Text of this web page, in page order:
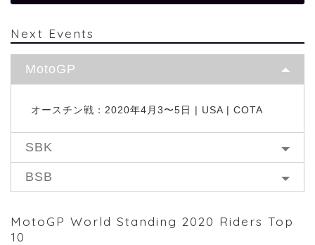
Next Events
MotoGP
オースチン戦：2020年4月3〜5日 | USA | COTA
SBK
BSB
MotoGP World Standing 2020 Riders Top
10